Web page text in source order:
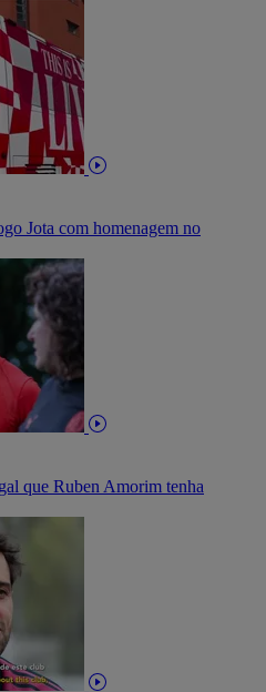
Jota com homenagem no
que Ruben Amorim tenha